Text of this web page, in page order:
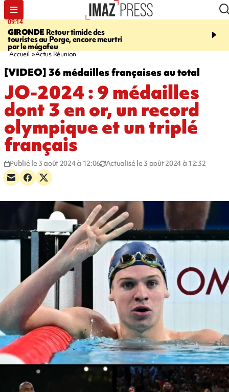
09:14
GIRONDE Retour timide des
touristes au Porge, encore meurtri
par le mégafeu
13:09
Des
font cinq morts en
Accueil Actus Réunion
[VIDEO] 36 médailles françaises au total
JO-2024 : 9 médailles
dont 3 en or, un record
olympique et un triplé
français
Publié le 3 août 2024 à 12:06 Actualisé le 3 août 2024 à 12:32